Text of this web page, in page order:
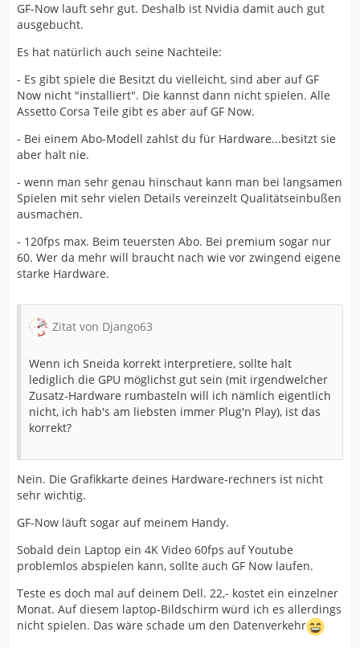
GF-Now lauft sehr gut. Deshalb ist Nvidia damit auch gut
ausgebucht.
Es hat natürlich auch seine Nachteile:
- Es gibt spiele die Besitzt du vielleicht, sind aber auf GF
Now nicht "installiert". Die kannst dann nicht spielen. Alle
Assetto Corsa Teile gibt es aber auf GF Now.
- Bei einem Abo-Modell zahlst du für Hardware...besitzt sie
aber halt nie.
- wenn man sehr genau hinschaut kann man bei langsamen
Spielen mit sehr vielen Details vereinzelt Qualitätseinbußen
ausmachen.
- 120fps max. Beim teuersten Abo. Bei premium sogar nur
60. Wer da mehr will braucht nach wie vor zwingend eigene
starke Hardware.
Zitat von Django63
Wenn ich Sneida korrekt interpretiere, sollte halt
lediglich die GPU möglichst gut sein (mit irgendwelcher
Zusatz-Hardware rumbasteln will ich nämlich eigentlich
nicht, ich hab's am liebsten immer Plug'n Play), ist das
korrekt?
Nein. Die Grafikkarte deines Hardware-rechners ist nicht
sehr wichtig.
GF-Now läuft sogar auf meinem Handy.
Sobald dein Laptop ein 4K Video 60fps auf Youtube
problemlos abspielen kann, sollte auch GF Now laufen.
Teste es doch mal auf deinem Dell. 22,- kostet ein einzelner
Monat. Auf diesem laptop-Bildschirm würd ich es allerdings
nicht spielen. Das wäre schade um den Datenverkehr